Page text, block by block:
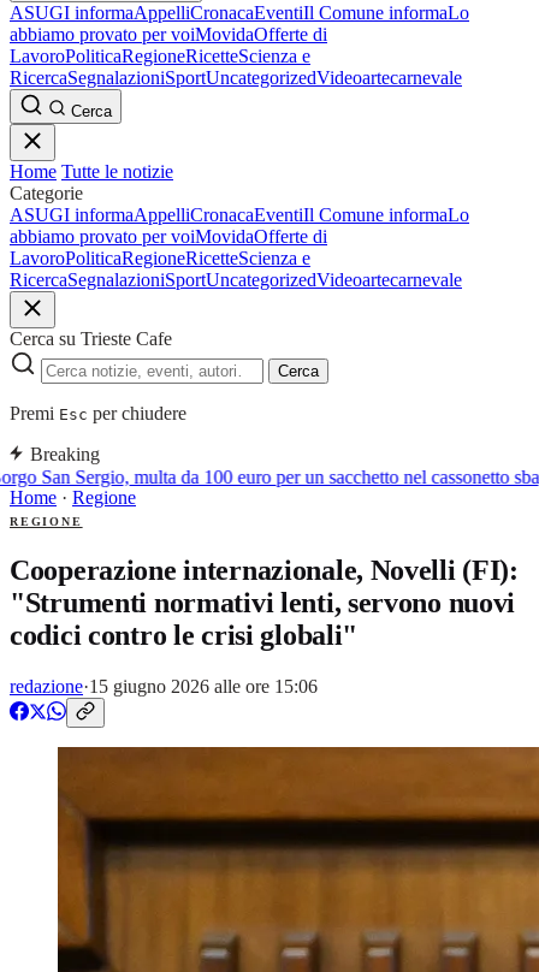
ASUGI informaAppelliCronacaEventiIl Comune informaLo
abbiamo provato per voiMovidaOfferte di
LavoroPoliticaRegioneRicetteScienza e
RicercaSegnalazioniSportUncategorizedVideoartecarnevale
Cerca
Home Tutte le notizie
Categorie
ASUGI informaAppelliCronacaEventiIl Comune informaLo
abbiamo provato per voiMovidaOfferte di
LavoroPoliticaRegioneRicetteScienza e
RicercaSegnalazioniSportUncategorizedVideoartecarnevale
Cerca su Trieste Cafe
Cerca
Premi Esc per chiudere
Breaking
San Sergio, multa da 100 euro per un sacchetto nel cassonetto
Home · Regione
REGIONE
Cooperazione internazionale, Novelli (FI):
"Strumenti normativi lenti, servono nuovi
codici contro le crisi globali"
redazione·15 giugno 2026 alle ore 15:06